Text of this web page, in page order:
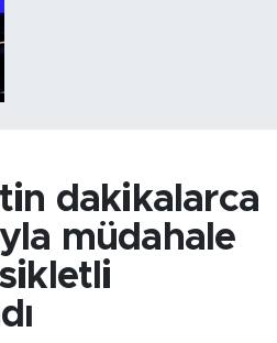
dakikalarca
müdahale